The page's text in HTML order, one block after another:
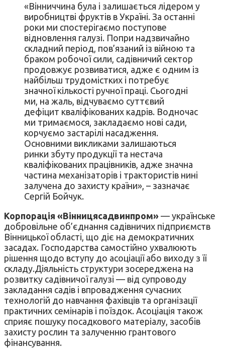
«Вінниччина була і залишається лідером у
виробництві фруктів в Україні. За останні
роки ми спостерігаємо поступове
відновлення галузі. Попри надзвичайно
складний період, пов’язаний із війною та
браком робочої сили, садівничий сектор
продовжує розвиватися, адже є одним із
найбільш трудомістких і потребує
значної кількості ручної праці. Сьогодні
ми, на жаль, відчуваємо суттєвий
дефіцит кваліфікованих кадрів. Водночас
ми тримаємося, закладаємо нові сади,
корчуємо застарілі насадження.
Основними викликами залишаються
ринки збуту продукції та нестача
кваліфікованих працівників, адже значна
частина механізаторів і трактористів нині
залучена до захисту країни», – зазначає
Сергій Бойчук.
Корпорація «Вінницясадвинпром» — українське
добровільне об’єднання садівничих підприємств
Вінницької області, що діє на демократичних
засадах. Господарства самостійно ухвалюють
рішення щодо вступу до асоціації або виходу з її
складу.Діяльність структури зосереджена на
розвитку садівничої галузі — від супроводу
закладання садів і впровадження сучасних
технологій до навчання фахівців та організації
практичних семінарів і поїздок. Асоціація також
сприяє пошуку посадкового матеріалу, засобів
захисту рослин та залученню грантового
фінансування.